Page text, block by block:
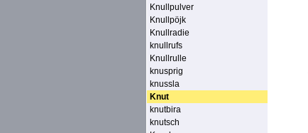
Knullpulver
Knullpöjk
Knullradie
knullrufs
Knullrulle
knusprig
knussla
Knut
knutbira
knutsch